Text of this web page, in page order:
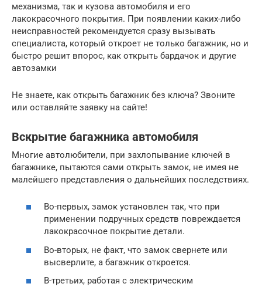
механизма, так и кузова автомобиля и его
лакокрасочного покрытия. При появлении каких-либо
неисправностей рекомендуется сразу вызывать
специалиста, который откроет не только багажник, но и
быстро решит впорос, как открыть бардачок и другие
автозамки
Не знаете, как открыть багажник без ключа? Звоните
или оставляйте заявку на сайте!
Вскрытие багажника автомобиля
Многие автолюбители, при захлопывание ключей в
багажнике, пытаются сами открыть замок, не имея не
малейшего представления о дальнейших последствиях.
Во-первых, замок установлен так, что при
применении подручных средств повреждается
лакокрасочное покрытие детали.
Во-вторых, не факт, что замок свернете или
высверлите, а багажник откроется.
В-третьих, работая с электрическим